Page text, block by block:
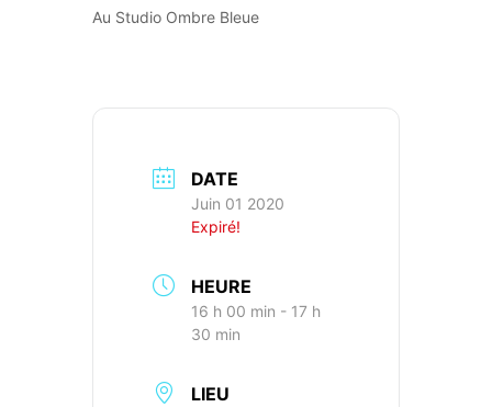
Au Studio Ombre Bleue
DATE
Juin 01 2020
Expiré!
HEURE
16 h 00 min - 17 h
30 min
LIEU